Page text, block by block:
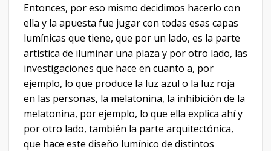
Entonces, por eso mismo decidimos hacerlo con
ella y la apuesta fue jugar con todas esas capas
lumínicas que tiene, que por un lado, es la parte
artística de iluminar una plaza y por otro lado, las
investigaciones que hace en cuanto a, por
ejemplo, lo que produce la luz azul o la luz roja
en las personas, la melatonina, la inhibición de la
melatonina, por ejemplo, lo que ella explica ahí y
por otro lado, también la parte arquitectónica,
que hace este diseño lumínico de distintos